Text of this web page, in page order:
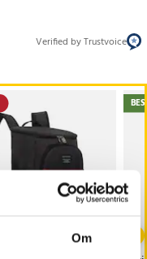
Om
Verified by Trustvoice